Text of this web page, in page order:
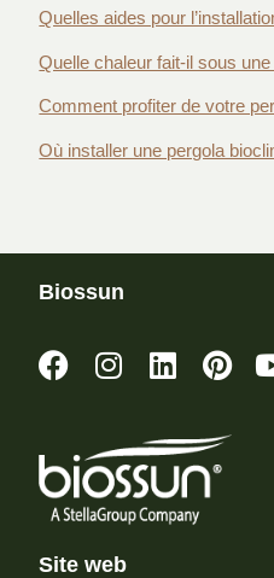
Quelles aides pour
Quelle chaleur fait-il sous
Comment profiter de votre
Où installer une pergola
Biossun
Site web